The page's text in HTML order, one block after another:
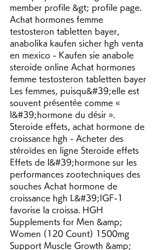
member profile &gt; profile page.
Achat hormones femme
testosteron tabletten bayer,
anabolika kaufen sicher hgh venta
en mexico - Kaufen sie anabole
steroide online Achat hormones
femme testosteron tabletten bayer
Les femmes, puisqu&#39;elle est
souvent présentée comme «
l&#39;hormone du désir ».
Steroide effets, achat hormone de
croissance hgh - Acheter des
stéroïdes en ligne Steroide effets
Effets de l&#39;hormone sur les
performances zootechniques des
souches Achat hormone de
croissance hgh L&#39;IGF-1
favorise la croissa. HGH
Supplements for Men &amp;
Women (120 Count) 1500mg
Support Muscle Growth &amp;